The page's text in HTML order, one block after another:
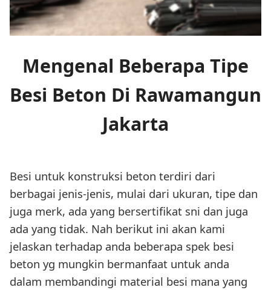
Mengenal Beberapa Tipe
Besi Beton Di Rawamangun
Jakarta
Besi untuk konstruksi beton terdiri dari
berbagai jenis-jenis, mulai dari ukuran, tipe dan
juga merk, ada yang bersertifikat sni dan juga
ada yang tidak. Nah berikut ini akan kami
jelaskan terhadap anda beberapa spek besi
beton yg mungkin bermanfaat untuk anda
dalam membandingi material besi mana yang